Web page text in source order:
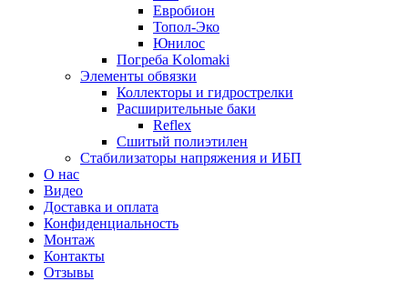
Евробион
Топол-Эко
Юнилос
Погреба Kolomaki
Элементы обвязки
Коллекторы и гидрострелки
Расширительные баки
Reflex
Сшитый полиэтилен
Стабилизаторы напряжения и ИБП
О нас
Видео
Доставка и оплата
Конфиденциальность
Монтаж
Контакты
Отзывы